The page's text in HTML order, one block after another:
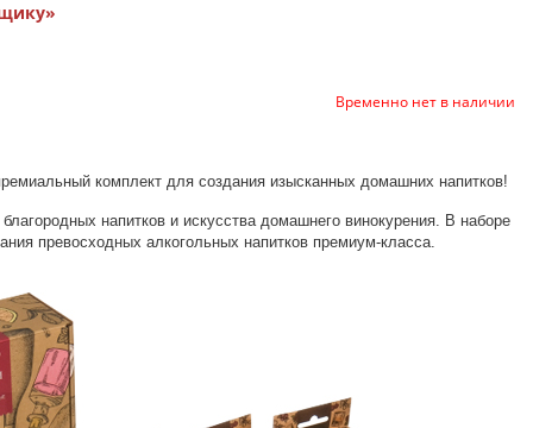
Временно нет в наличии
комплект для создания изысканных домашних напитков!
напитков и искусства домашнего винокурения. В наборе
превосходных алкогольных напитков премиум-класса.